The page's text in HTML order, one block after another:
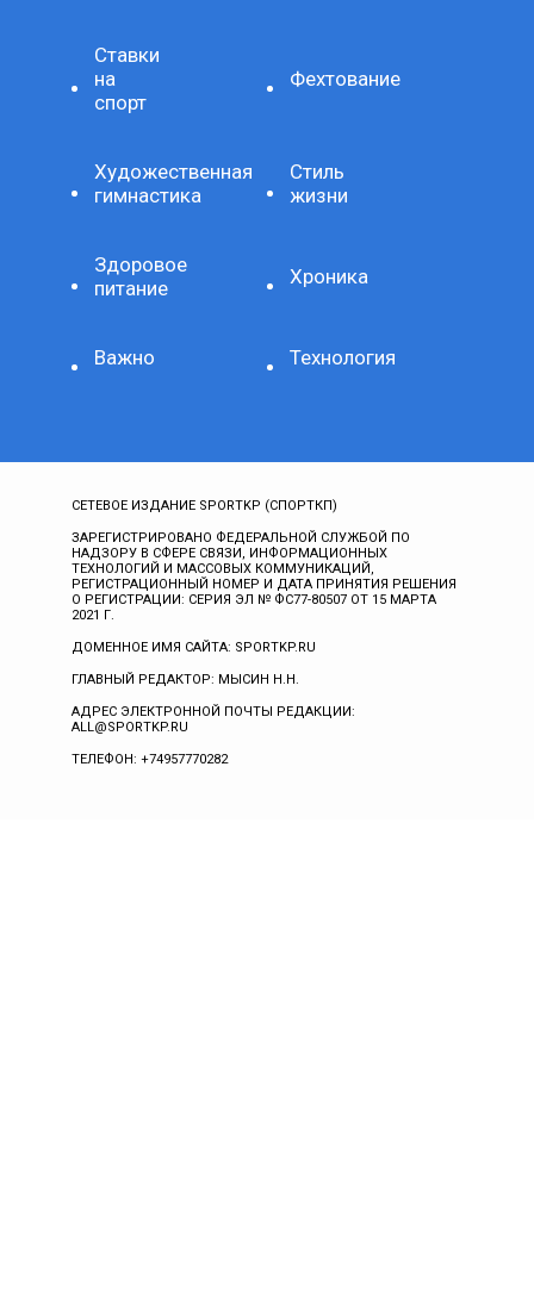
Ставки
на
спорт
Фехтование
Художественная
гимнастика
Стиль
жизни
Здоровое
питание
Хроника
Важно Технология
СЕТЕВОЕ ИЗДАНИЕ SPORTKP (СПОРТКП)
ЗАРЕГИСТРИРОВАНО ФЕДЕРАЛЬНОЙ СЛУЖБОЙ ПО
НАДЗОРУ В СФЕРЕ СВЯЗИ, ИНФОРМАЦИОННЫХ
ТЕХНОЛОГИЙ И МАССОВЫХ КОММУНИКАЦИЙ,
РЕГИСТРАЦИОННЫЙ НОМЕР И ДАТА ПРИНЯТИЯ РЕШЕНИЯ
О РЕГИСТРАЦИИ: СЕРИЯ ЭЛ № ФС77-80507 ОТ 15 МАРТА
2021 Г.
ДОМЕННОЕ ИМЯ САЙТА: SPORTKP.RU
ГЛАВНЫЙ РЕДАКТОР: МЫСИН Н.Н.
АДРЕС ЭЛЕКТРОННОЙ ПОЧТЫ РЕДАКЦИИ:
ALL@SPORTKP.RU
ТЕЛЕФОН: +74957770282